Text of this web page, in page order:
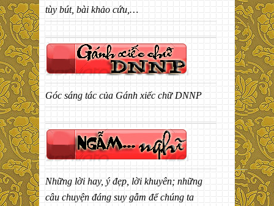
tùy bút, bài khảo cứu,…
Góc sáng tác của Gánh xiếc chữ DNNP
Những lời hay, ý đẹp, lời khuyên; những
câu chuyện đáng suy gẫm để chúng ta